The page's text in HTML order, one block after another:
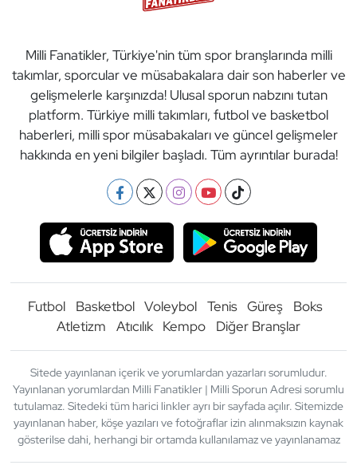
Milli Fanatikler, Türkiye'nin tüm spor branşlarında milli
takımlar, sporcular ve müsabakalara dair son haberler ve
gelişmelerle karşınızda! Ulusal sporun nabzını tutan
platform. Türkiye milli takımları, futbol ve basketbol
haberleri, milli spor müsabakaları ve güncel gelişmeler
hakkında en yeni bilgiler başladı. Tüm ayrıntılar burada!
Futbol Basketbol Voleybol Tenis Güreş
Boks
Atletizm
Atıcılık Kempo Diğer Branşlar
Sitede yayınlanan içerik ve yorumlardan yazarları sorumludur.
Yayınlanan yorumlardan Milli Fanatikler | Milli Sporun Adresi sorumlu
tutulamaz. Sitedeki tüm harici linkler ayrı bir sayfada açılır. Sitemizde
yayınlanan haber, köşe yazıları ve fotoğraflar izin alınmaksızın kaynak
gösterilse dahi, herhangi bir ortamda kullanılamaz ve yayınlanamaz